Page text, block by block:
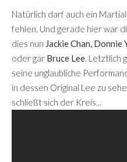
Natürlich darf auch ein
fehlen. Und gerade hier war
dies nun Jackie Chan, Donnie
oder gar Bruce Lee. Letztlich
seine unglaubliche
in dessen Original Lee zu
schließt sich der Kreis...